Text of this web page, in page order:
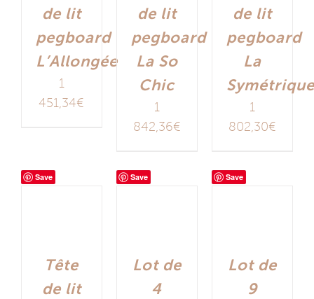
de lit
pegboard
L’Allongée
1
451,34€
de lit
pegboard
La So
Chic
1
842,36€
de lit
pegboard
La
Symétrique
1
802,30€
Save
Tête
de lit
Save
Lot de
4
Save
Lot de
9